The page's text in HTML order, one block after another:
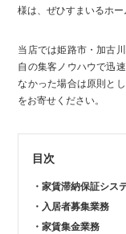
様は、ぜひすまいるホー
当店では姫路市・加古
自の集客ノウハウで迅
なかった場合は原則と
をお寄せください。
目次
家賃滞納保証シス
入居者募集業務
家賃集金業務